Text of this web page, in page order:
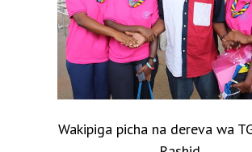
Wakipiga picha na dereva wa